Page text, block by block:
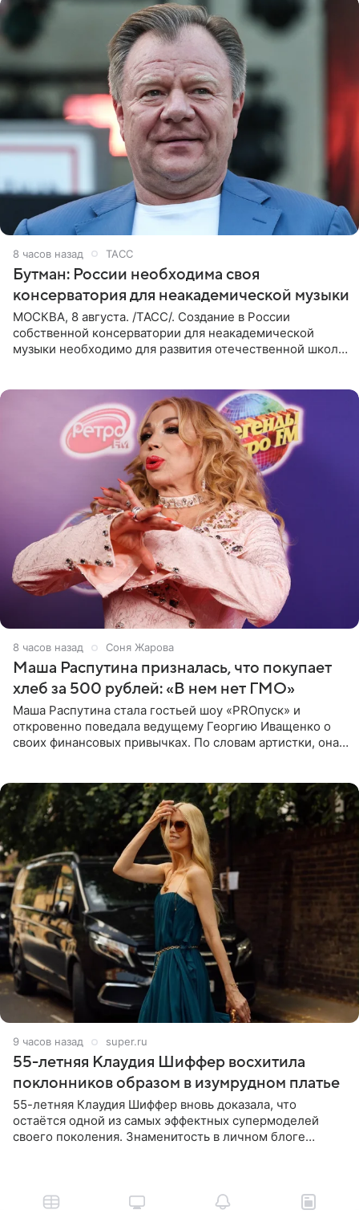
8 часов назад ТАСС
Бутман: России необходима своя
консерватория для неакадемической музыки
МОСКВА, 8 августа. /ТАСС/. Создание в России
собственной консерватории для неакадемической
музыки необходимо для развития отечественной школы
8 часов назад Соня Жарова
Маша Распутина призналась, что покупает
хлеб за 500 рублей: «В нем нет ГМО»
Маша Распутина стала гостьей шоу «PROпуск» и
откровенно поведала ведущему Георгию Иващенко о
своих финансовых привычках. По словам артистки, она
9 часов назад super.ru
55-летняя Клаудия Шиффер восхитила
поклонников образом в изумрудном платье
55-летняя Клаудия Шиффер вновь доказала, что
остаётся одной из самых эффектных супермоделей
своего поколения. Знаменитость в личном блоге